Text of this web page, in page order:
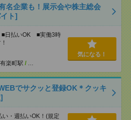
名企業も！展示会や株主総会
ト]
日払いOK ■実働3時
有楽町駅 / …
気になる！
でサクッと登録OK＊クッキ
・週払いOK！(規定